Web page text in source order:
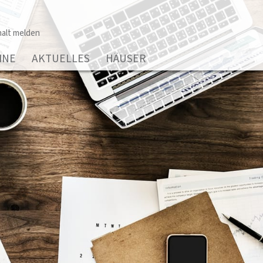
melden
AKTUELLES HÄUSER